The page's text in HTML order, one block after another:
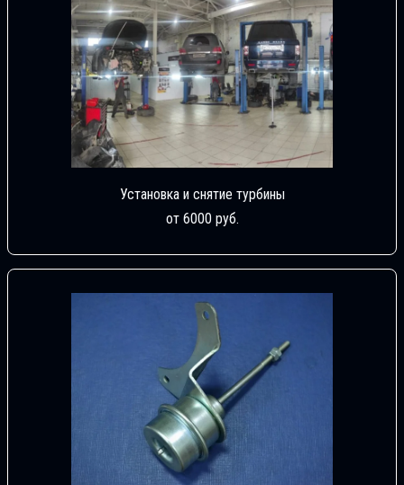
Установка и снятие турбины
от 6000 руб.